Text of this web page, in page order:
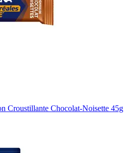
Croustillante Chocolat-Noisette 45g